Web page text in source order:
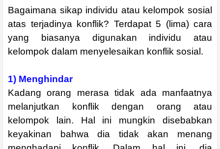
Bagaimana sikap individu atau kelompok sosial
atas terjadinya konflik? Terdapat 5 (lima) cara
yang biasanya digunakan individu atau
kelompok dalam menyelesaikan konflik sosial.
1) Menghindar
Kadang orang merasa tidak ada manfaatnya
melanjutkan konflik dengan orang atau
kelompok lain. Hal ini mungkin disebabkan
keyakinan bahwa dia tidak akan menang